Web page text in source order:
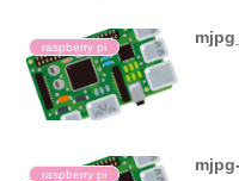
raspberry pi
raspberry pi